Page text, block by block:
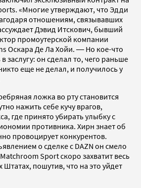
«Многие утверждают, что Эдди
отношениям, связывавших
Дэвид Итскович, бывший
промоутерской компании
Оскара Де Ла Хойи. ― Но кое-что
заслугу: он сделал то, чего раньше
еще не делал, и получилось у
ложка во рту становится
нажить себе кучу врагов,
где принято убирать улыбку с
противника. Хирн знает об
провоцирует конкурентов.
о сделке с DAZN он смело
Sport скоро захватит весь
пошутив, что на это уйдет